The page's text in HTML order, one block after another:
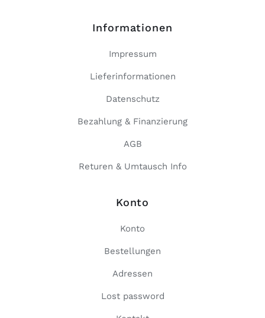
Informationen
Impressum
Lieferinformationen
Datenschutz
Bezahlung & Finanzierung
AGB
Returen & Umtausch Info
Konto
Konto
Bestellungen
Adressen
Lost password